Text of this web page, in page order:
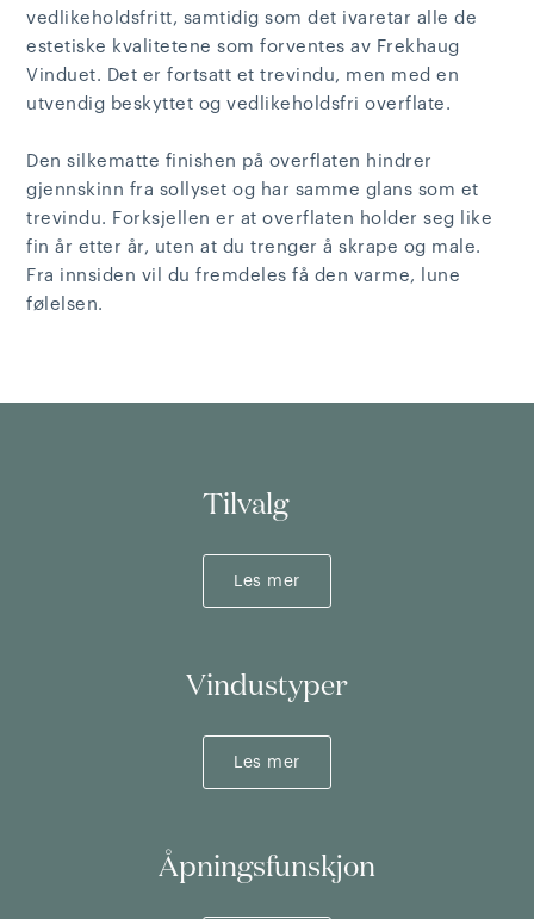
vedlikeholdsfritt, samtidig som det ivaretar alle de
estetiske kvalitetene som forventes av Frekhaug
Vinduet. Det er fortsatt et trevindu, men med en
utvendig beskyttet og vedlikeholdsfri overflate.
Den silkematte finishen på overflaten hindrer
gjennskinn fra sollyset og har samme glans som et
trevindu. Forksjellen er at overflaten holder seg like
fin år etter år, uten at du trenger å skrape og male.
Fra innsiden vil du fremdeles få den varme, lune
følelsen.
Tilvalg
Les mer
Vindustyper
Les mer
Åpningsfunskjon